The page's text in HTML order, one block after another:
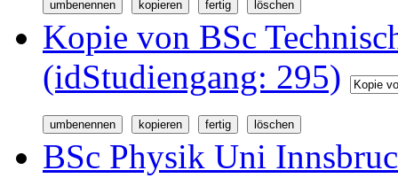
Kopie von BSc
(idStudiengang: 295)
BSc Physik Uni